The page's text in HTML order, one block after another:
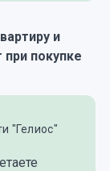
и
покупке
"Гелиос"